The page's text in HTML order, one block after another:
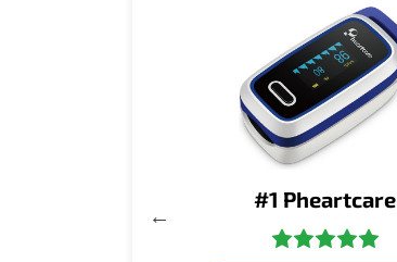
#1 Pheartcare